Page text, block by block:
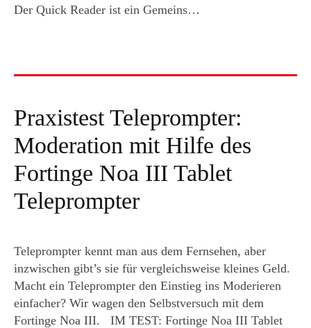
Der Quick Reader ist ein Gemeins…
Praxistest Teleprompter:
Moderation mit Hilfe des
Fortinge Noa III Tablet
Teleprompter
Teleprompter kennt man aus dem Fernsehen, aber
inzwischen gibt’s sie für vergleichsweise kleines Geld.
Macht ein Teleprompter den Einstieg ins Moderieren
einfacher? Wir wagen den Selbstversuch mit dem
Fortinge Noa III. IM TEST: Fortinge Noa III Tablet